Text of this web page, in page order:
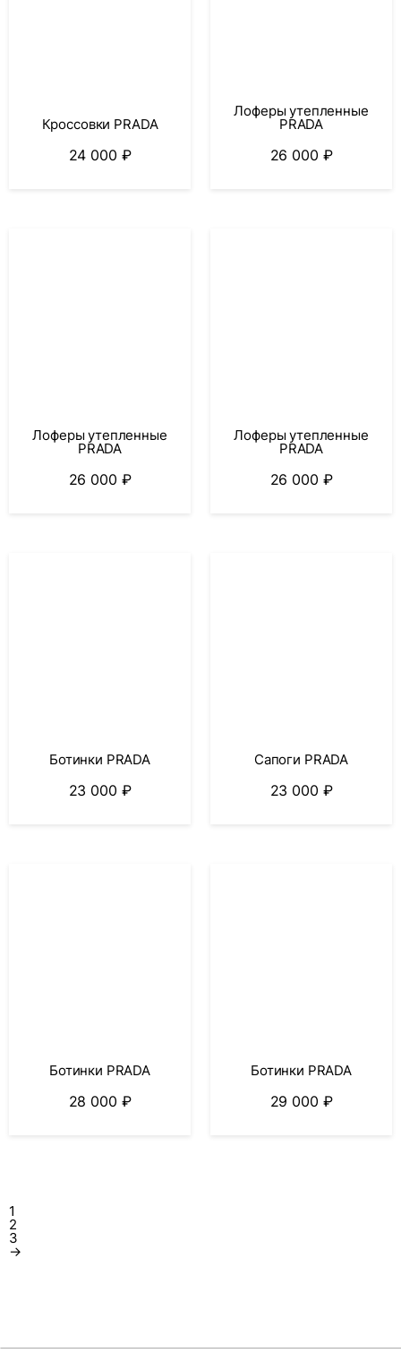
Кроссовки PRADA
24 000 ₽
Лоферы утепленные
PRADA
26 000 ₽
Лоферы утепленные
PRADA
26 000 ₽
Лоферы утепленные
PRADA
26 000 ₽
Ботинки PRADA
23 000 ₽
Сапоги PRADA
23 000 ₽
Ботинки PRADA
28 000 ₽
Ботинки PRADA
29 000 ₽
1
2
3
→